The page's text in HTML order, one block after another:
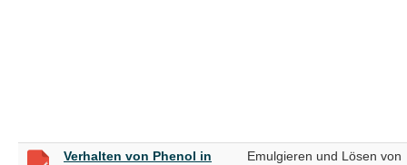
Verhalten von Phenol in
Emulgieren und Lösen von